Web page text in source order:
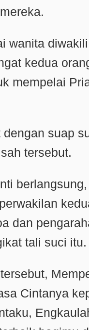
wanita
kedua
mempelai
suap
tersebut.
dan
tali suci itu.
Cintanya